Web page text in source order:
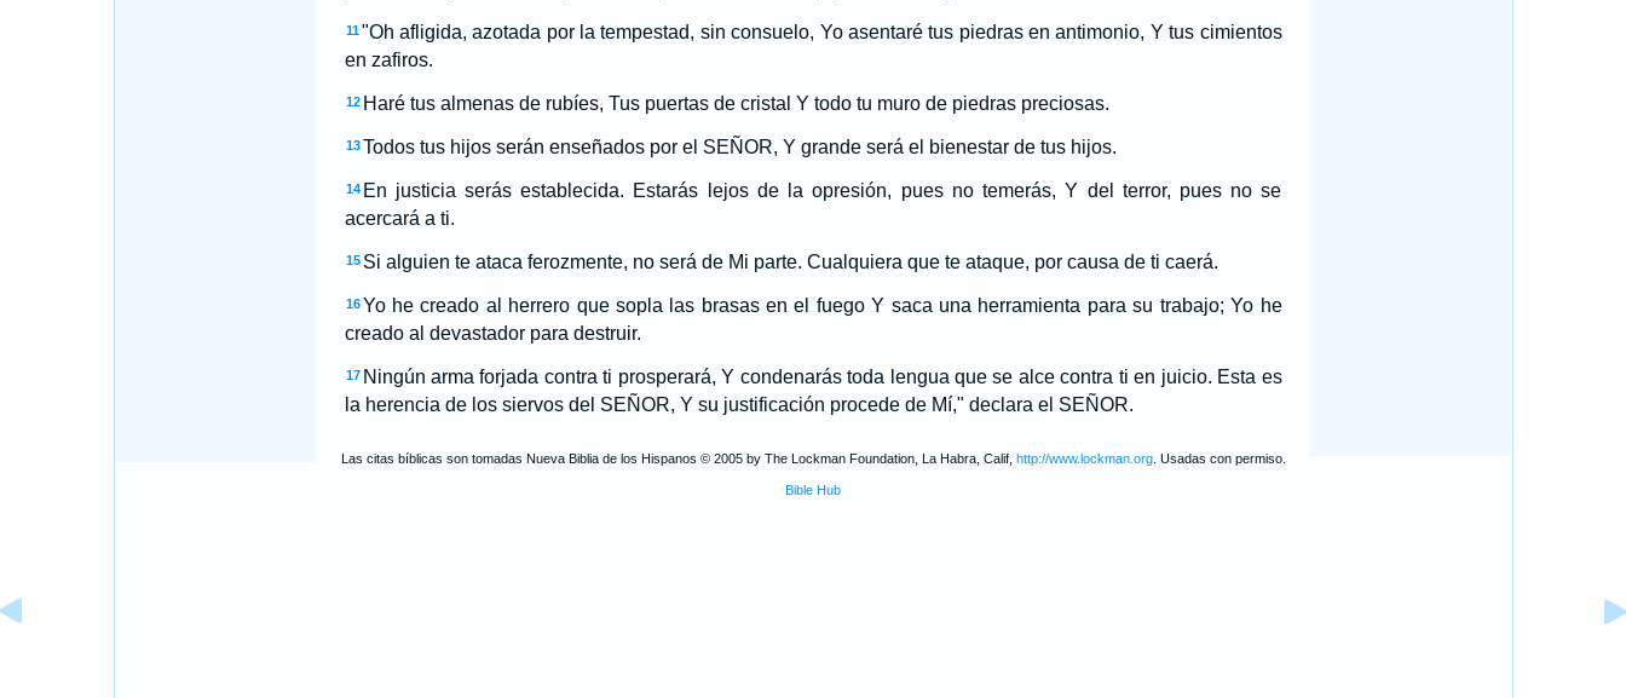
11 "Oh afligida, azotada por la tempestad, sin consuelo, Yo asentaré tus piedras en antimonio, Y tus cimientos
en zafiros.
12 Haré tus almenas de rubíes, Tus puertas de cristal Y todo tu muro de piedras preciosas.
13 Todos tus hijos serán enseñados por el SEÑOR, Y grande será el bienestar de tus hijos.
14 En justicia serás establecida. Estarás lejos de la opresión, pues no temerás, Y del terror, pues no se
acercará a ti.
15 Si alguien te ataca ferozmente, no será de Mi parte. Cualquiera que te ataque, por causa de ti caerá.
16 Yo he creado al herrero que sopla las brasas en el fuego Y saca una herramienta para su trabajo; Yo he
creado al devastador para destruir.
17 Ningún arma forjada contra ti prosperará, Y condenarás toda lengua que se alce contra ti en juicio. Esta es
la herencia de los siervos del SEÑOR, Y su justificación procede de Mí," declara el SEÑOR.
Las citas bíblicas son tomadas Nueva Biblia de los Hispanos © 2005 by The Lockman Foundation, La Habra, Calif, http://www.lockman.org. Usadas con permiso.
Bible Hub